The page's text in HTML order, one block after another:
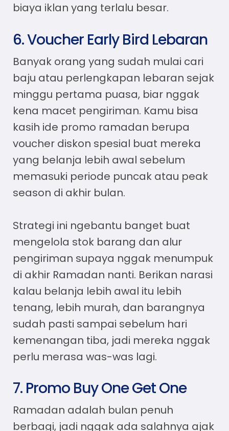
biaya iklan yang terlalu besar.
6. Voucher Early Bird Lebaran
Banyak orang yang sudah mulai cari
baju atau perlengkapan lebaran sejak
minggu pertama puasa, biar nggak
kena macet pengiriman. Kamu bisa
kasih ide promo ramadan berupa
voucher diskon spesial buat mereka
yang belanja lebih awal sebelum
memasuki periode puncak atau peak
season di akhir bulan.
Strategi ini ngebantu banget buat
mengelola stok barang dan alur
pengiriman supaya nggak menumpuk
di akhir Ramadan nanti. Berikan narasi
kalau belanja lebih awal itu lebih
tenang, lebih murah, dan barangnya
sudah pasti sampai sebelum hari
kemenangan tiba, jadi mereka nggak
perlu merasa was-was lagi.
7. Promo Buy One Get One
Ramadan adalah bulan penuh
berbagi, jadi nggak ada salahnya ajak